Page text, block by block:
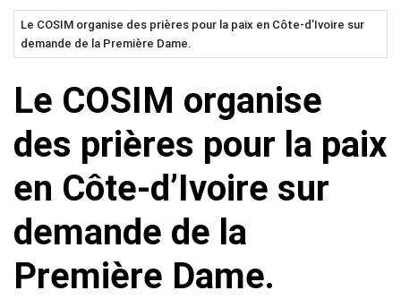
Le COSIM organise des prières pour la paix en Côte-d’Ivoire sur
demande de la Première Dame.
Le COSIM organise
des prières pour la paix
en Côte-d’Ivoire sur
demande de la
Première Dame.